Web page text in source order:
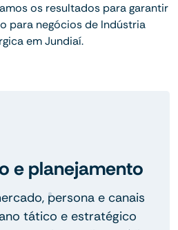
os resultados para garantir
para negócios de Indústria
em Jundiaí.
e planejamento
persona e canais
tático e estratégico